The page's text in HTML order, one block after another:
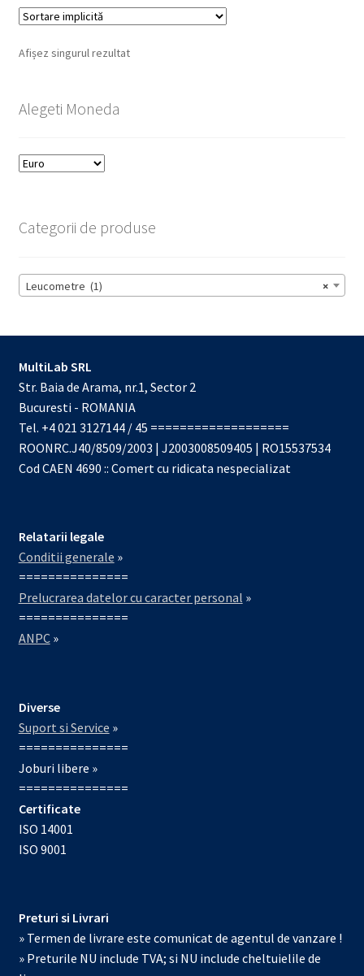
Afișez singurul rezultat
Alegeti Moneda
Categorii de produse
×
Leucometre (1)
MultiLab SRL
Str. Baia de Arama, nr.1, Sector 2
Bucuresti - ROMANIA
Tel. +4 021 3127144 / 45 ===================
ROONRC.J40/8509/2003 | J2003008509405 | RO15537534
Cod CAEN 4690 :: Comert cu ridicata nespecializat
Relatarii legale
Conditii generale »
===============
Prelucrarea datelor cu caracter personal »
===============
ANPC»
Diverse
Suport si Service »
===============
Joburi libere »
===============
Certificate
ISO 14001
ISO 9001
Preturi si Livrari
» Termen de livrare este comunicat de agentul de vanzare !
» Preturile NU include TVA; si NU include cheltuielile de